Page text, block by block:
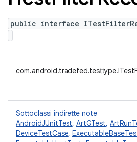
public interface
Sottoclassi indirette note
AndroidJUnitTest, ArtGTest,
DeviceTestCase,